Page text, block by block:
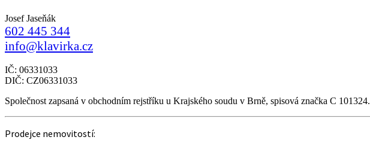
Josef Jaseňák
602 445 344
info@klavirka.cz
IČ: 06331033
DIČ: CZ06331033
Společnost zapsaná v obchodním rejstříku u Krajského soudu v Brně, spisová značka C 101324.
Prodejce nemovitostí: